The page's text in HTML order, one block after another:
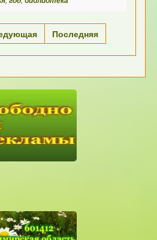
Последняя